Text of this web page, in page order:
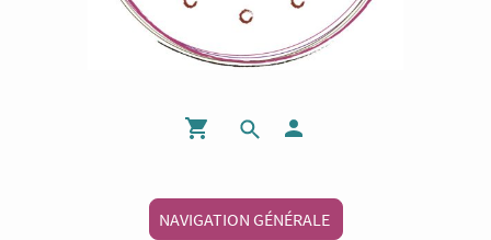
NAVIGATION GÉNÉRALE